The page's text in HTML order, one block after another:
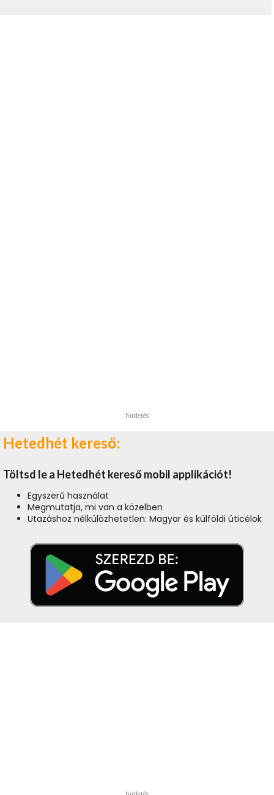
hirdetés
Hetedhét kereső:
Töltsd le a Hetedhét kereső mobil applikációt!
Egyszerű használat
Megmutatja, mi van a közelben
Utazáshoz nélkülözhetetlen: Magyar és külföldi úticélok